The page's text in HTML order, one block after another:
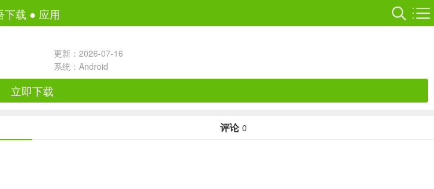
下载 ● 应用
更新：2026-07-16
系统：Android
立即下载
评论 0